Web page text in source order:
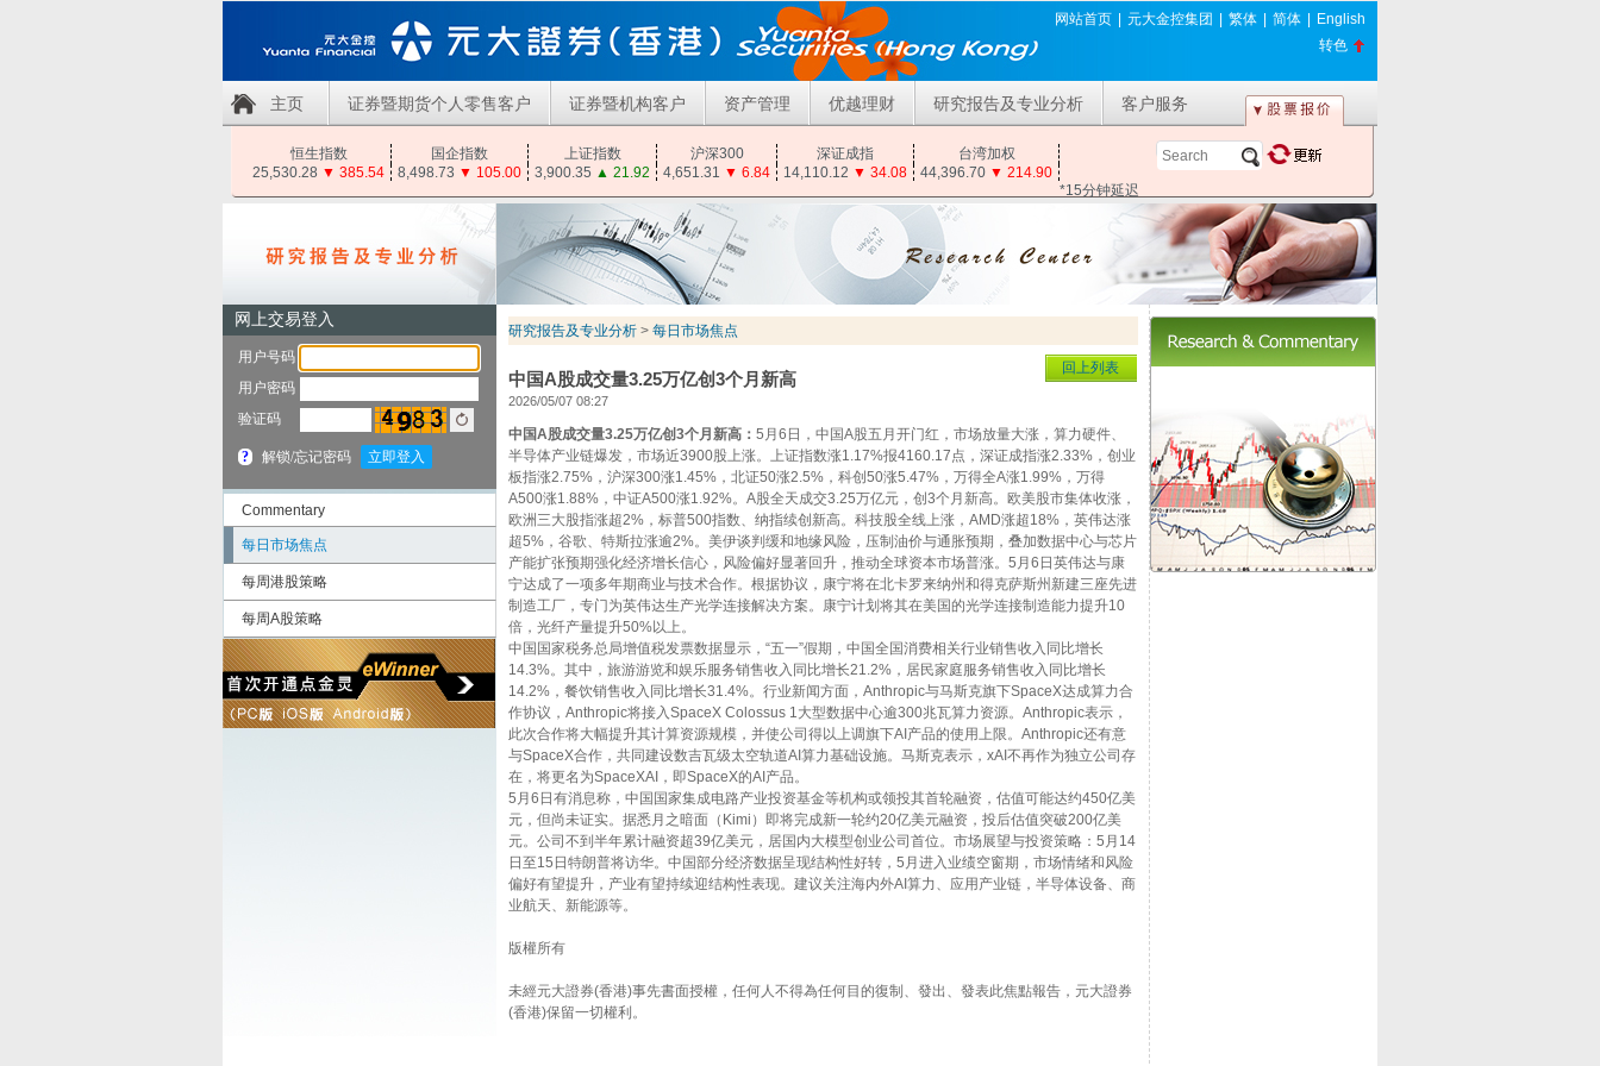
网站首页 元大金控集团 繁体 简体
English
转色
主页 证券暨期货个人零售客户 证券暨机构客户 资产管理 优越理财 研究报告及专业分析 客户服务
恒生指数 国企指数 上证指数 沪深300 深证成指
台湾加权
25,530.28 ▼ 385.54 8,498.73 ▼ 105.00 3,900.35 ▲ 21.92 4,651.31 ▼ 6.84 14,110.12 ▼ 34.08 44,396.70 ▼ 214.90
*15分钟延迟
Commentary
每日市场焦点
每周港股策略
每周A股策略
研究报告及专业分析 > 每日市场焦点
回上列表
中国A股成交量3.25万亿创3个月新高
2026/05/07 08:27
中国A股成交量3.25万亿创3个月新高： 5月6日，中国A股五月开门红，市场放量大涨，算力硬件、
半导体产业链爆发，市场近3900股上涨。上证指数涨1.17%报4160.17点，深证成指涨2.33%，创业
板指涨2.75%，沪深300涨1.45%，北证50涨2.5%，科创50涨5.47%，万得全A涨1.99%，万得
A500涨1.88%，中证A500涨1.92%。A股全天成交3.25万亿元，创3个月新高。欧美股市集体收涨，
欧洲三大股指涨超2%，标普500指数、纳指续创新高。科技股全线上涨，AMD涨超18%，英伟达涨
超5%，谷歌、特斯拉涨逾2%。美伊谈判缓和地缘风险，压制油价与通胀预期，叠加数据中心与芯片
产能扩张预期强化经济增长信心，风险偏好显著回升，推动全球资本市场普涨。5月6日英伟达与康
宁达成了一项多年期商业与技术合作。根据协议，康宁将在北卡罗来纳州和得克萨斯州新建三座先进
制造工厂，专门为英伟达生产光学连接解决方案。康宁计划将其在美国的光学连接制造能力提升10
倍，光纤产量提升50%以上。
中国国家税务总局增值税发票数据显示，“五一”假期，中国全国消费相关行业销售收入同比增长
14.3%。其中，旅游游览和娱乐服务销售收入同比增长21.2%，居民家庭服务销售收入同比增长
14.2%，餐饮销售收入同比增长31.4%。行业新闻方面，Anthropic与马斯克旗下SpaceX达成算力合
作协议，Anthropic将接入SpaceX Colossus 1大型数据中心逾300兆瓦算力资源。Anthropic表示，
此次合作将大幅提升其计算资源规模，并使公司得以上调旗下AI产品的使用上限。Anthropic还有意
与SpaceX合作，共同建设数吉瓦级太空轨道AI算力基础设施。马斯克表示，xAI不再作为独立公司存
在，将更名为SpaceXAI，即SpaceX的AI产品。
5月6日有消息称，中国国家集成电路产业投资基金等机构或领投其首轮融资，估值可能达约450亿美
元，但尚未证实。据悉月之暗面（Kimi）即将完成新一轮约20亿美元融资，投后估值突破200亿美
元。公司不到半年累计融资超39亿美元，居国内大模型创业公司首位。市场展望与投资策略：5月14
日至15日特朗普将访华。中国部分经济数据呈现结构性好转，5月进入业绩空窗期，市场情绪和风险
偏好有望提升，产业有望持续迎结构性表现。建议关注海内外AI算力、应用产业链，半导体设备、商
业航天、新能源等。
版權所有
未經元大證券(香港)事先書面授權，任何人不得為任何目的復制、發出、發表此焦點報告，元大證券
(香港)保留一切權利。